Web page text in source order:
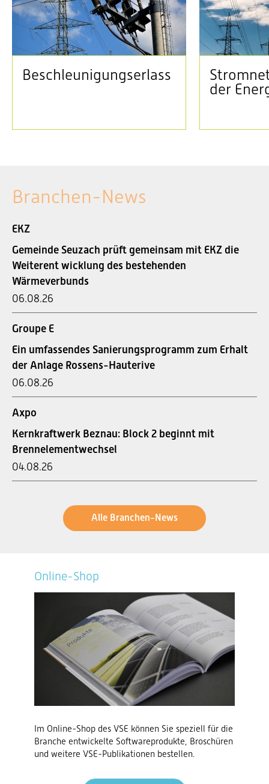
Beschleunigungserlass
der
Branchen-News
EKZ
Gemeinde Seuzach prüft gemeinsam mit EKZ die
Weiterent wicklung des bestehenden
Wärmeverbunds
06.08.26
Groupe E
Ein umfassendes Sanierungsprogramm zum Erhalt
der Anlage Rossens-Hauterive
06.08.26
Axpo
Kernkraftwerk Beznau: Block 2 beginnt mit
Brennelementwechsel
04.08.26
Alle Branchen-News
Online-Shop
Im Online-Shop des VSE können Sie speziell für die
Branche entwickelte Softwareprodukte, Broschüren
und weitere VSE-Publikationen bestellen.